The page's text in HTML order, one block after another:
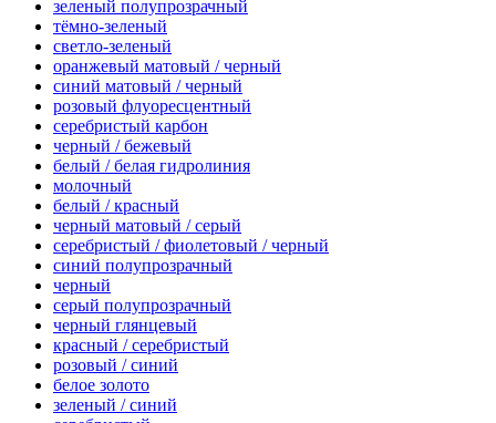
зеленый полупрозрачный
тёмно-зеленый
светло-зеленый
оранжевый матовый / черный
синий матовый / черный
розовый флуоресцентный
серебристый карбон
черный / бежевый
белый / белая гидролиния
молочный
белый / красный
черный матовый / серый
серебристый / фиолетовый / черный
синий полупрозрачный
черный
серый полупрозрачный
черный глянцевый
красный / серебристый
розовый / синий
белое золото
зеленый / синий